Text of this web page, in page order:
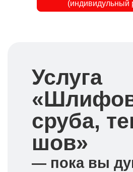
(индивидульный
Услуга
сруба,
шов»
— пока вы